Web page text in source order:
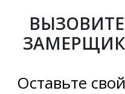
Оставьте